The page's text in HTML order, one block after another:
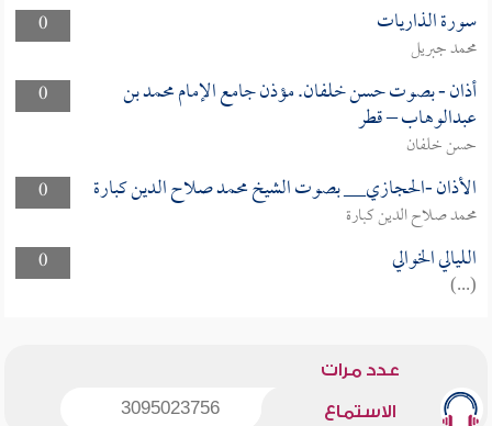
0
سورة الذاريات
محمد جبريل
0
أذان - بصوت حسن خلفان. مؤذن جامع الإمام محمد بن
عبدالوهاب – قطر
حسن خلفان
0
الأذان -الحجازي__ بصوت الشيخ محمد صلاح الدين كبارة
محمد صلاح الدين كبارة
0
الليالي الخوالي
(...)
عدد مرات
الاستماع 3095023756